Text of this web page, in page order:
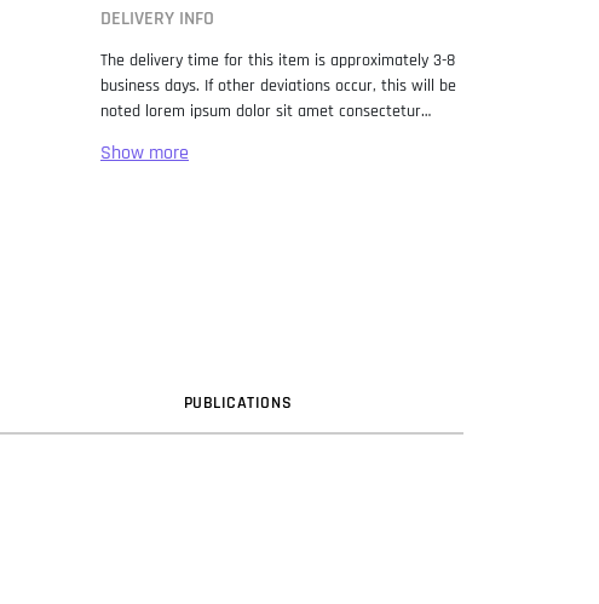
DELIVERY INFO
The delivery time for this item is approximately 3-8
business days. If other deviations occur, this will be
noted lorem ipsum dolor sit amet consectetur
standard dummy text ever since the 1500s, when
PUBLICATIONS